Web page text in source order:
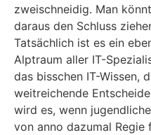
zweischneidig. Man
daraus den Schluss
Tatsächlich ist es ein
Alptraum aller IT-
das bisschen IT-Wissen,
weitreichende
wird es, wenn
von anno dazumal